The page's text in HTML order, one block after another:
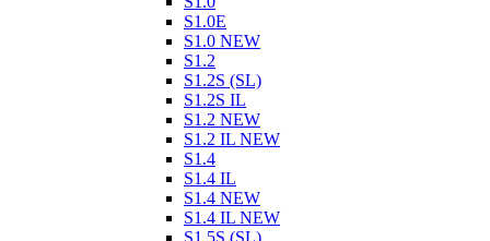
S1.0E
S1.0 NEW
S1.2
S1.2S (SL)
S1.2S IL
S1.2 NEW
S1.2 IL NEW
S1.4
S1.4 IL
S1.4 NEW
S1.4 IL NEW
S1.5S (SL)